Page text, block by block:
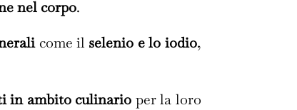
nel corpo.
come il selenio e lo iodio,
in ambito culinario per la loro